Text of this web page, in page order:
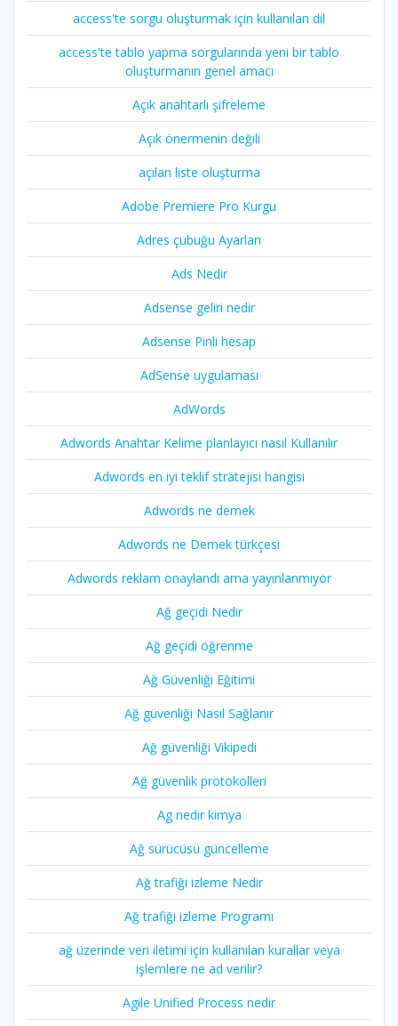
access'te sorgu oluşturmak için kullanılan dil
access'te tablo yapma sorgularında yeni bir tablo
oluşturmanın genel amacı
Açık anahtarlı şifreleme
Açık önermenin değili
açılan liste oluşturma
Adobe Premiere Pro Kurgu
Adres çubuğu Ayarları
Ads Nedir
Adsense geliri nedir
Adsense Pinli hesap
AdSense uygulaması
AdWords
Adwords Anahtar Kelime planlayıcı nasıl Kullanılır
Adwords en iyi teklif stratejisi hangisi
Adwords ne demek
Adwords ne Demek türkçesi
Adwords reklam onaylandi ama yayınlanmıyor
Ağ geçidi Nedir
Ağ geçidi öğrenme
Ağ Güvenliği Eğitimi
Ağ güvenliği Nasıl Sağlanır
Ağ güvenliği Vikipedi
Ağ güvenlik protokolleri
Ag nedir kimya
Ağ sürücüsü güncelleme
Ağ trafiği izleme Nedir
Ağ trafiği izleme Programı
ağ üzerinde veri iletimi için kullanılan kurallar veya
işlemlere ne ad verilir?
Agile Unified Process nedir